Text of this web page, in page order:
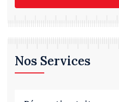
Nos Services